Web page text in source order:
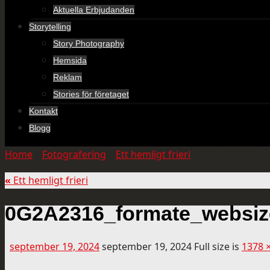
Aktuella Erbjudanden
Storytelling
Story Photography
Hemsida
Reklam
Stories för företaget
Kontakt
Blogg
Home Fotografering Ett hemligt frieri
« Ett hemligt frieri
september 19, 2024september 19, 2024 Full size is 1378